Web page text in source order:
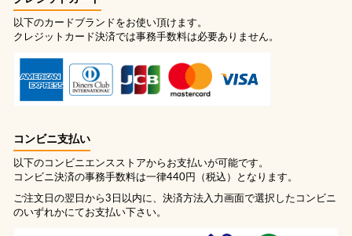
以下のカードブランドをお使い頂けます。
クレジットカード決済では事務手数料は必要ありません。
コンビニ支払い
以下のコンビニエンスストアからお支払いが可能です。
コンビニ決済の事務手数料は一律440円（税込）となります。
ご注文日の翌日から3日以内に、決済方法入力画面で選択したコンビニ
のいずれかにてお支払い下さい。